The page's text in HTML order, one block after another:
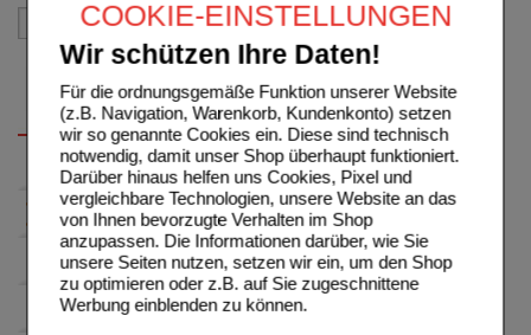
COOKIE-EINSTELLUNGEN
Wir schützen Ihre Daten!
Für die ordnungsgemäße Funktion unserer Website
(z.B. Navigation, Warenkorb, Kundenkonto) setzen
wir so genannte Cookies ein. Diese sind technisch
notwendig, damit unser Shop überhaupt funktioniert.
Darüber hinaus helfen uns Cookies, Pixel und
vergleichbare Technologien, unsere Website an das
von Ihnen bevorzugte Verhalten im Shop
anzupassen. Die Informationen darüber, wie Sie
unsere Seiten nutzen, setzen wir ein, um den Shop
zu optimieren oder z.B. auf Sie zugeschnittene
Werbung einblenden zu können.